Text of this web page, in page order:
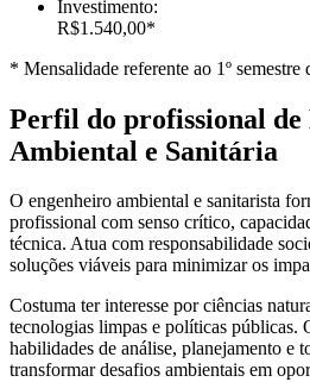
Investimento:
R$1.540,00*
* Mensalidade referente ao 1º
Perfil do profissional de
Ambiental e Sanitária
O engenheiro ambiental e sanitarista
profissional com senso crítico,
técnica. Atua com responsabilidade
soluções viáveis para minimizar os
Costuma ter interesse por ciências
tecnologias limpas e políticas públicas.
habilidades de análise, planejamento e
transformar desafios ambientais em